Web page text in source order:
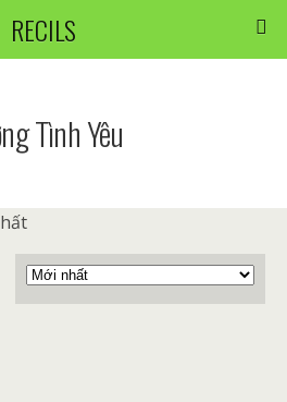
RECILS
Tình Yêu